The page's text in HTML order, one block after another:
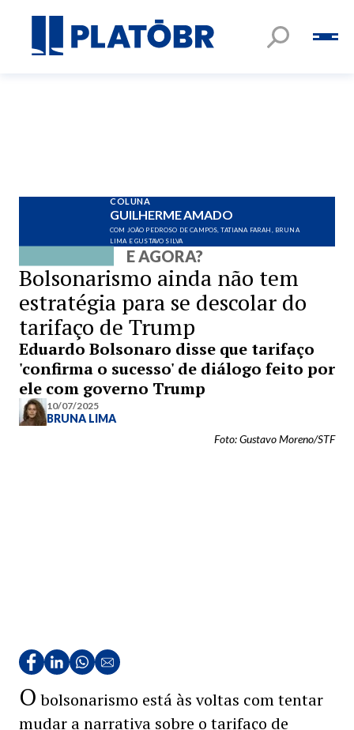
COLUNA
GUILHERME AMADO
COM JOÃO PEDROSO DE CAMPOS, TATIANA FARAH, BRUNA
LIMA E GUSTAVO SILVA
E AGORA?
Bolsonarismo ainda não tem
estratégia para se descolar do
tarifaço de Trump
Eduardo Bolsonaro disse que tarifaço
'confirma o sucesso' de diálogo feito por
ele com governo Trump
10/07/2025
BRUNA LIMA
Foto: Gustavo Moreno/STF
O bolsonarismo está às voltas com tentar
mudar a narrativa sobre o tarifaço de